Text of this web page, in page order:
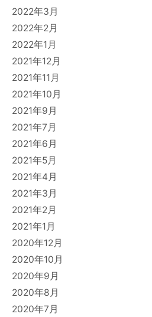
2022年3月
2022年2月
2022年1月
2021年12月
2021年11月
2021年10月
2021年9月
2021年7月
2021年6月
2021年5月
2021年4月
2021年3月
2021年2月
2021年1月
2020年12月
2020年10月
2020年9月
2020年8月
2020年7月